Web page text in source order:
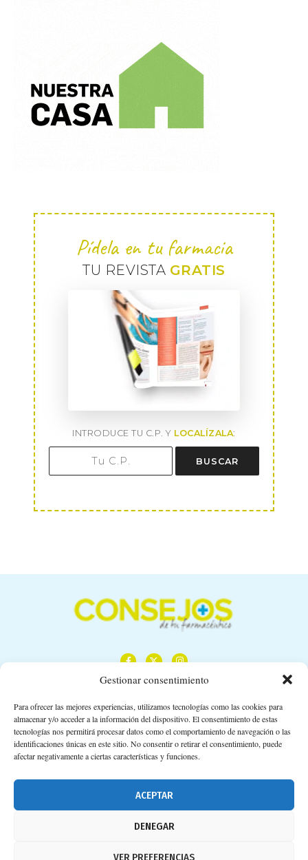
Gestionar consentimiento
Para ofrecer las mejores experiencias, utilizamos tecnologías como las cookies para
almacenar y/o acceder a la información del dispositivo. El consentimiento de estas
tecnologías nos permitirá procesar datos como el comportamiento de navegación o las
identificaciones únicas en este sitio. No consentir o retirar el consentimiento, puede
afectar negativamente a ciertas características y funciones.
ACEPTAR
DENEGAR
VER PREFERENCIAS
Pídela en tu farmacia
TU REVISTA GRATIS
INTRODUCE TU C.P. Y LOCALÍZALA:
BUSCAR
Calle Camino de los Descubrimientos, 11,
Planta 3ª 41092 – Sevilla
674 02 62 03
Aviso legal